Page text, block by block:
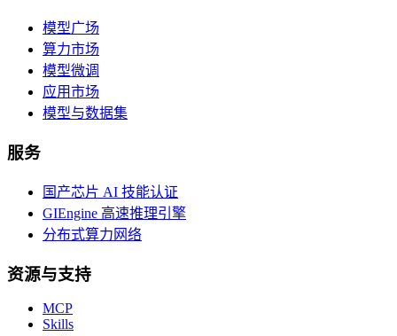
模型广场
算力市场
模型微调
应用市场
模型与数据集
服务
国产芯片 AI 技能认证
GIEngine 高速推理引擎
分布式算力网络
资源与支持
MCP
Skills